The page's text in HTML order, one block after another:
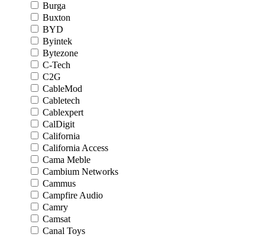
Burga
Buxton
BYD
Byintek
Bytezone
C-Tech
C2G
CableMod
Cabletech
Cablexpert
CalDigit
California
California Access
Cama Meble
Cambium Networks
Cammus
Campfire Audio
Camry
Camsat
Canal Toys